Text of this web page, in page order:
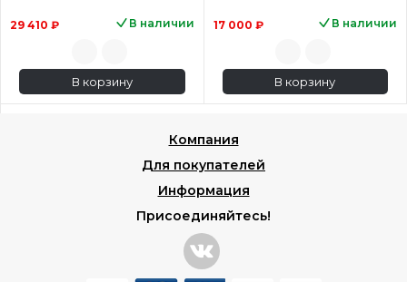
29 410 ₽ В наличии
В корзину
17 000 ₽ В наличии
В корзину
Компания
Для покупателей
Информация
Присоединяйтесь!